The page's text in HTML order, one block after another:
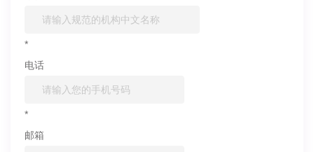
*
电话
*
邮箱